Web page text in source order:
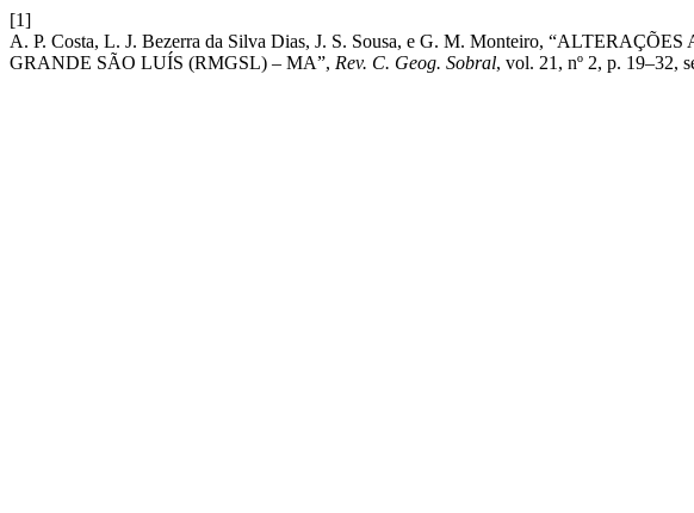
[1]
A. P. Costa, L. J. Bezerra da Silva Dias, J. S. Sousa, e G. M. Monteiro,
GRANDE SÃO LUÍS (RMGSL) – MA”, Rev. C. Geog. Sobral, vol. 21, nº 2, p. 19–32,